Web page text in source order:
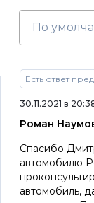
По
Есть ответ
30.11.2021 в
Роман
Спасибо
автомобилю
автомобиль,